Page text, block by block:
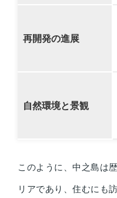
再開発の進展
自然環境と景観
このように、中之島は
リアであり、住むにも